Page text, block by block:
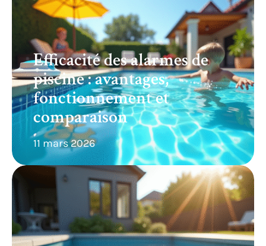
Efficacité des alarmes de
piscine : avantages,
fonctionnement et
comparaison
11 mars 2026